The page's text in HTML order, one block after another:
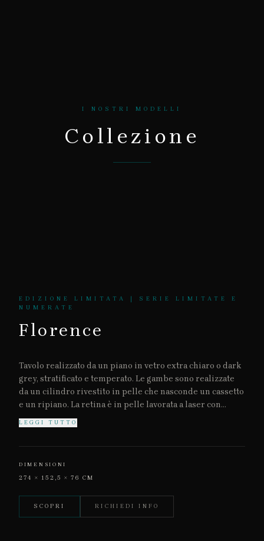
I NOSTRI MODELLI
Collezione
EDIZIONE LIMITATA | SERIE LIMITATE E
NUMERATE
Florence
Tavolo realizzato da un piano in vetro extra chiaro o dark
grey, stratificato e temperato. Le gambe sono realizzate
da un cilindro rivestito in pelle che nasconde un cassetto
e un ripiano. La retina è in pelle lavorata a laser con
supporti in acciaio lucidato a specchio manualmente.
LEGGI TUTTO
DIMENSIONI
274 × 152,5 × 76 CM
SCOPRI RICHIEDI INFO